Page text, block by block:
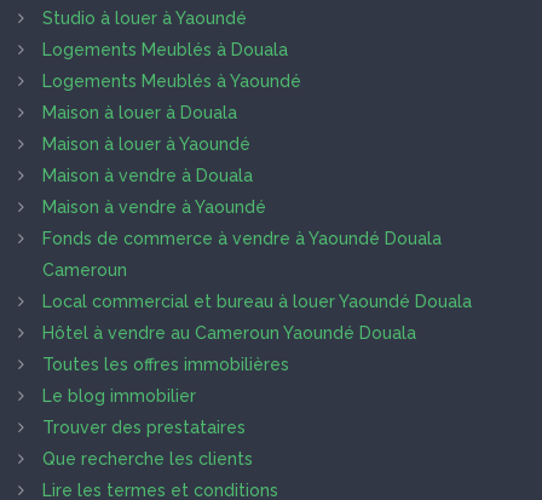
Studio à louer à Yaoundé
Logements Meublés à Douala
Logements Meublés à Yaoundé
Maison à louer à Douala
Maison à louer à Yaoundé
Maison à vendre à Douala
Maison à vendre à Yaoundé
Fonds de commerce à vendre à Yaoundé Douala
Cameroun
Local commercial et bureau à louer Yaoundé Douala
Hôtel à vendre au Cameroun Yaoundé Douala
Toutes les offres immobilières
Le blog immobilier
Trouver des prestataires
Que recherche les clients
Lire les termes et conditions